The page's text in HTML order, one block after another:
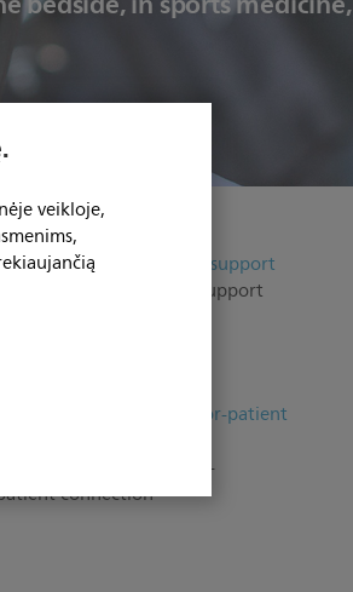
veikloje,
Lumify provides optimal support
Strengthening the doctor-
connection